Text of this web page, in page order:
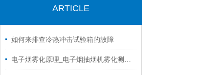
ARTICLE
如何来排查冷热冲击试验箱的故障
电子烟雾化原理_电子烟抽烟机雾化测试设备